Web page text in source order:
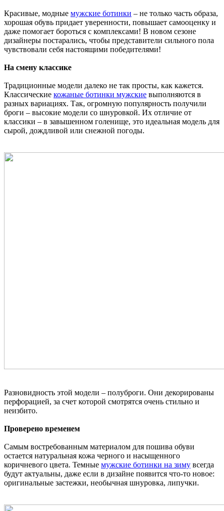
Красивые, модные мужские ботинки – не только часть образа,
хорошая обувь придает уверенности, повышает самооценку и
даже помогает бороться с комплексами! В новом сезоне
дизайнеры постарались, чтобы представители сильного пола
чувствовали себя настоящими победителями!
На смену классике
Традиционные модели далеко не так просты, как кажется.
Классические кожаные ботинки мужские выполняются в
разных вариациях. Так, огромную популярность получили
броги – высокие модели со шнуровкой. Их отличие от
классики – в завышенном голенище, это идеальная модель для
сырой, дождливой или снежной погоды.
Разновидность этой модели – полуброги. Они декорированы
перфорацией, за счет которой смотрятся очень стильно и
неизбито.
Проверено временем
Самым востребованным материалом для пошива обуви
остается натуральная кожа черного и насыщенного
коричневого цвета. Темные мужские ботинки на зиму всегда
будут актуальны, даже если в дизайне появится что-то новое:
оригинальные застежки, необычная шнуровка, липучки.